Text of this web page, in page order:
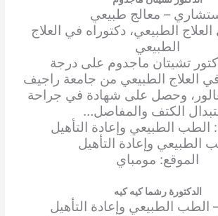
– معالج طبيعي
الطبيعي، دكتوراه في العلاج
الطبيعي
تشيتان ماجدوم على درجة
العلاج الطبيعي من جامعة راجيف
وحصل على شهادة في جراحة
الكتف والمفاصل…
الطبيعي وإعادة التأهيل
الطبيعي وإعادة التأهيل
الموقع: مومباي
الدكتورة رشما كيه كيه
الطب الطبيعي وإعادة التأهيل